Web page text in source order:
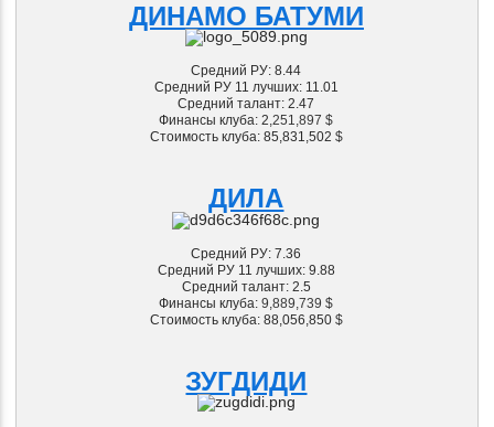
ДИНАМО БАТУМИ
Средний РУ: 8.44
Средний РУ 11 лучших: 11.01
Средний талант: 2.47
Финансы клуба: 2,251,897 $
Стоимость клуба: 85,831,502 $
ДИЛА
Средний РУ: 7.36
Средний РУ 11 лучших: 9.88
Средний талант: 2.5
Финансы клуба:9,889,739 $
Стоимость клуба: 88,056,850 $
ЗУГДИДИ